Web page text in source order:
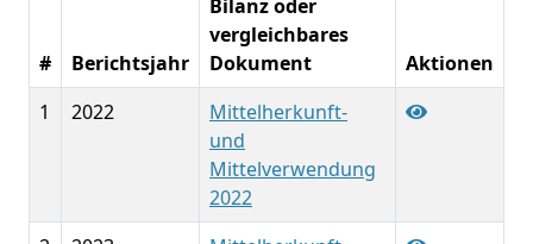
# Berichtsjahr
Bilanz oder
vergleichbares
Dokument
Aktionen
1
2022
Mittelherkunft-
und
Mittelverwendung
2022